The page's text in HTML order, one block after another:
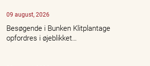
09 august, 2026
Besøgende i Bunken Klitplantage
opfordres i øjeblikket…